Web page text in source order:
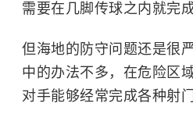
需要在几脚传球之内就完成
但海地的防守问题还是很
中的办法不多，在危险区
对手能够经常完成各种射门